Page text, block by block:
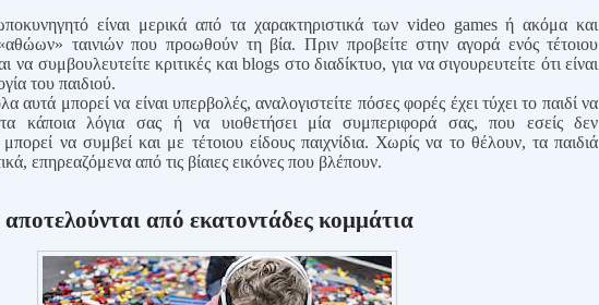
είναι μερικά από τα χαρακτηριστικά των video gamesή ακόμα και
ταινιών που προωθούν τη βία. Πριν προβείτε στην αγορά ενός τέτοιου
να συμβουλευτείτε κριτικές καιblogs στο διαδίκτυο, για να σιγουρευτείτε ότι είναι
του παιδιού.
αυτά μπορεί να είναι υπερβολές, αναλογιστείτε πόσες φορές έχει τύχει το παιδί να
κάποια λόγια σας ή να υιοθετήσει μία συμπεριφορά σας, που εσείς δεν
να συμβεί και με τέτοιου είδους παιχνίδια. Χωρίς να το θέλουν, τα παιδιά
επηρεαζόμενα από τις βίαιες εικόνες που βλέπουν.
από εκατοντάδες κομμάτια